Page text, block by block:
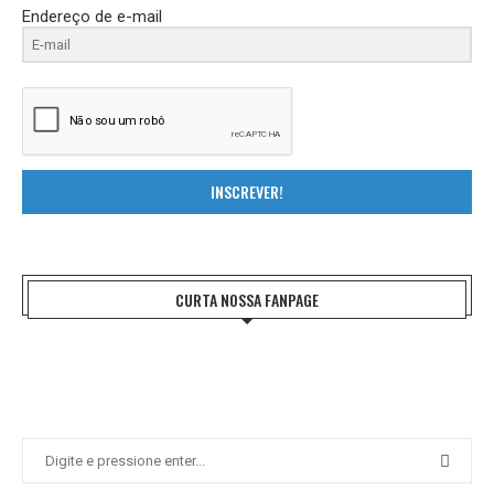
Endereço de e-mail
INSCREVER!
CURTA NOSSA FANPAGE